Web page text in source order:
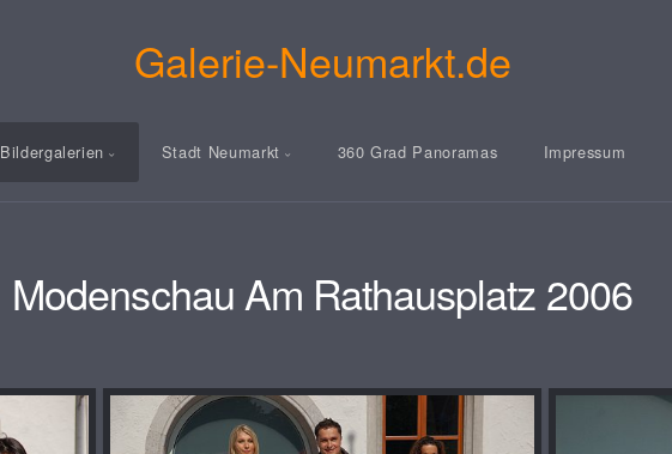
Galerie-Neumarkt.de
Bildergalerien Stadt Neumarkt 360 Grad Panoramas Impressum
Modenschau Am Rathausplatz 2006